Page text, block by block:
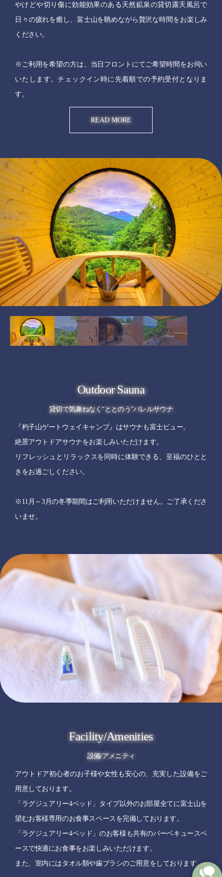
やけどや切り傷に効能効果のある天然鉱泉の貸切露天風呂で
日々の疲れを癒し、富士山を眺めながら贅沢な時間をお楽しみ
ください。
※ご利用を希望の方は、当日フロントにてご希望時間をお伺い
いたします。チェックイン時に先着順での予約受付となりま
す。
READ MORE
Outdoor Sauna
貸切で気兼ねなく“ととのう”バレルサウナ
『杓子山ゲートウェイキャンプ』はサウナも富士ビュー。
絶景アウトドアサウナをお楽しみいただけます。
リフレッシュとリラックスを同時に体験できる、至福のひとと
きをお過ごしください。
※11月～3月の冬季期間はご利用いただけません。ご了承くださ
いませ。
Facility/Amenities
設備/アメニティ
アウトドア初心者のお子様や女性も安心の、充実した設備をご
用意しております。
「ラグジュアリー4ベッド」タイプ以外のお部屋全てに富士山を
望むお客様専用のお食事スペースを完備しております。
「ラグジュアリー4ベッド」のお客様も共有のバーベキュースペ
ースで快適にお食事をお楽しみいただけます。
また、室内にはタオル類や歯ブラシのご用意をしております。